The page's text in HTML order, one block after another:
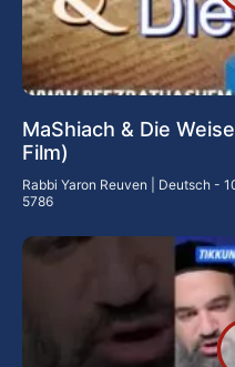
MaShiach & Die
Film)
Rabbi Yaron Reuven | Deutsch
5786